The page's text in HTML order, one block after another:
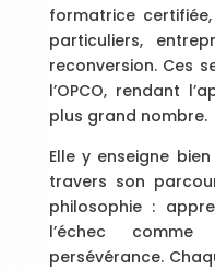
formatrice
particuliers,
reconversion. Ces
l’OPCO, rendant
plus grand nombre.
Elle y enseigne
travers son
philosophie :
l’échec
persévérance.